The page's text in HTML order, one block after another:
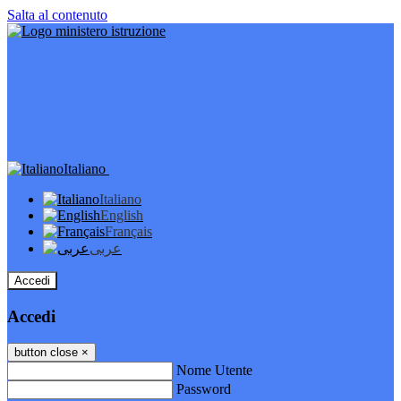
Salta al contenuto
Italiano
Italiano
English
Français
عربى
Accedi
Accedi
button close ×
Nome Utente
Password